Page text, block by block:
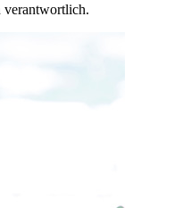
verantwortlich.